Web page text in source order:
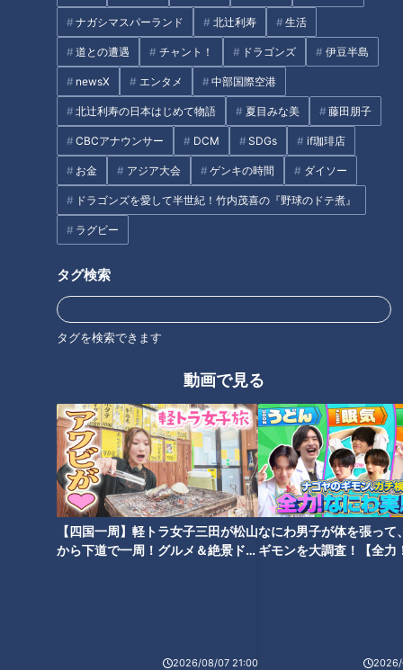
ナガシマスパーランド 北辻利寿 生活
道との遭遇 チャント！ ドラゴンズ 伊豆半島
newsX エンタメ 中部国際空港
北辻利寿の日本はじめて物語 夏目みな美 藤田朋子
CBCアナウンサー DCM SDGs if珈琲店
お金 アジア大会 ゲンキの時間 ダイソー
ドラゴンズを愛して半世紀！竹内茂喜の『野球のドテ煮』
ラグビー
タグ検索
タグを検索できます
動画で見る
【四国一周】軽トラ女子三田が松山
から下道で一周！グルメ＆絶景ドラ
2026/08/07 21:00
なにわ男子が体を張って
ギモンを大調査！【全力
2026/
全国トップクラスの急坂「与右
衛門坂」とは？重量制限“0.3ト
ン”の流れ橋も…国道25号のルー
ツ「大和街道」を巡る旅
静岡・伊豆高原に眠る巨大な“廃
ループ橋”…知られざる悲しい歴
史とは？日本で唯一の“逆転式一
方通行”の橋も
タグ
エンタメ ミキ 岐阜 道との遭遇
オススメ関連コンテンツ
ループ橋”…知られざる悲しい歴
史とは？日本で唯一の“逆転式一
方通行”の橋も
道”を調査！2つの素掘り隧道も
出現…謎だらけの廃道の秘密と
は
やむなく工事中断… 20年の歳
クレーンでミリ単位の調整！巨